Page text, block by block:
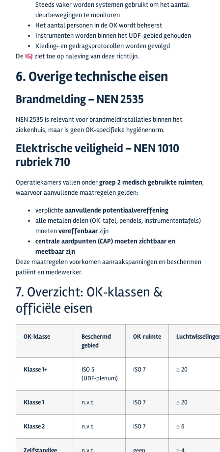
Steeds vaker worden systemen gebruikt om het aantal
deurbewegingen te monitoren
Het aantal personen in de OK wordt beheerst
Instrumenten worden binnen het UDF‑gebied gehouden
Kleding‑ en gedragsprotocollen worden gevolgd
De IGJ ziet toe op naleving van deze richtlijn.
6. Overige technische eisen
Brandmelding – NEN 2535
NEN 2535 is relevant voor brandmeldinstallaties binnen het
ziekenhuis, maar is geen OK‑specifieke hygiënenorm.
Elektrische veiligheid – NEN 1010
rubriek 710
Operatiekamers vallen ondergroep 2 medisch gebruikte ruimten,
waarvoor aanvullende maatregelen gelden:
verplichteaanvullende potentiaalvereffening
alle metalen delen (OK‑tafel, pendels, instrumententafels)
moetenvereffenbaarzijn
centrale aardpunten (CAP) moeten zichtbaar en
meetbaarzijn
Deze maatregelen voorkomen aanraakspanningen en beschermen
patiënt en medewerker.
7. Overzicht: OK‑klassen &
officiële eisen
OK‑klasse
Beschermd
gebied
OK‑ruimte
Klasse 1+
ISO 5
(UDF‑plenum)
ISO 7 ≥ 20
Klasse 1 n.v.t. ISO 7 ≥ 20
Klasse 2 n.v.t. ISO 7 ≥ 6